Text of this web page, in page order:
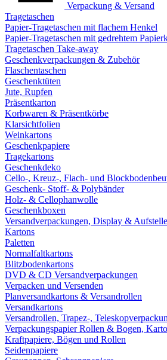
Verpackung & Versand
Tragetaschen
Papier-Tragetaschen mit flachem Henkel
Papier-Tragetaschen mit gedrehtem
Tragetaschen Take-away
Geschenkverpackungen & Zubehör
Flaschentaschen
Geschenktüten
Jute, Rupfen
Präsentkarton
Korbwaren & Präsentkörbe
Klarsichtfolien
Weinkartons
Geschenkpapiere
Tragekartons
Geschenkdeko
Cello-, Kreuz-, Flach- und
Geschenk- Stoff- & Polybänder
Holz- & Cellophanwolle
Geschenkboxen
Versandverpackungen, Display &
Kartons
Paletten
Normalfaltkartons
Blitzbodenkartons
DVD & CD Versandverpackungen
Verpacken und Versenden
Planversandkartons & Versandrollen
Versandkartons
Versandrollen, Trapez-,
Verpackungspapier Rollen & Bogen,
Kraftpapiere, Bögen und Rollen
Seidenpapiere